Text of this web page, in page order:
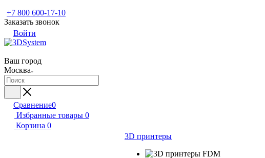
+7 800 600-17-10
Заказать звонок
Войти
Ваш город
Москва
Сравнение0
Избранные товары 0
Корзина 0
3D принтеры